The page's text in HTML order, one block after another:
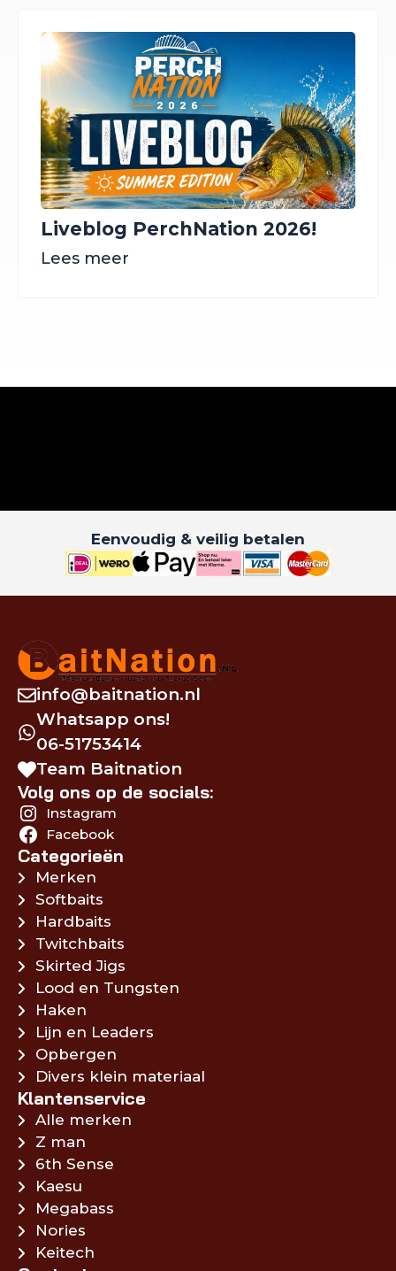
Liveblog PerchNation 2026!
Lees meer
Eenvoudig & veilig betalen
info@baitnation.nl
Whatsapp ons!
06-51753414
Team Baitnation
Volg ons op de socials:
Instagram
Facebook
Categorieën
Merken
Softbaits
Hardbaits
Twitchbaits
Skirted Jigs
Lood en Tungsten
Haken
Lijn en Leaders
Opbergen
Divers klein materiaal
Klantenservice
Alle merken
Z man
6th Sense
Kaesu
Megabass
Nories
Keitech